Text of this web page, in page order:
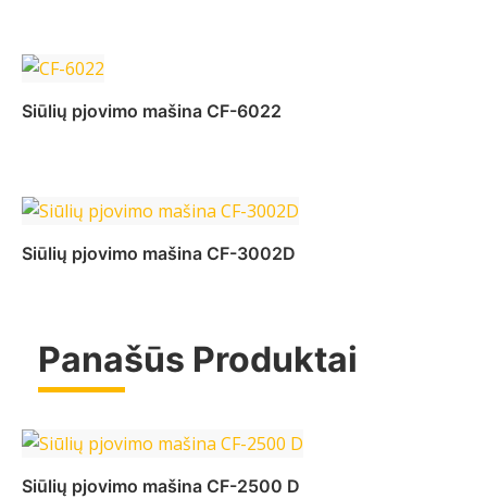
Siūlių pjovimo mašina CF-6022
Daugiau
Siūlių pjovimo mašina CF-3002D
Daugiau
Panašūs Produktai
Siūlių pjovimo mašina CF-2500 D